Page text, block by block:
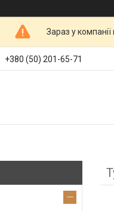
Зараз у
+380 (50) 201-65-71